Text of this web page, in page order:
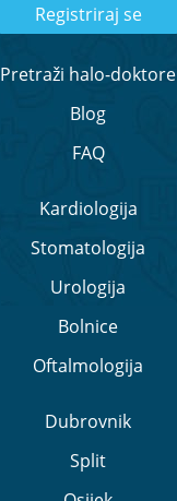
Registriraj se
Pretraži halo-doktore
Blog
FAQ
Kardiologija
Stomatologija
Urologija
Bolnice
Oftalmologija
Dubrovnik
Split